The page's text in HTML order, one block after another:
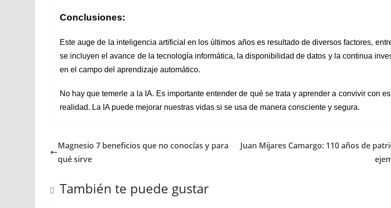
Conclusiones:
Este auge de la inteligencia artificial en los últimos años es resultado de diversos factores,
se incluyen el avance de la tecnología informática, la disponibilidad de datos y la continua
en el campo del aprendizaje automático.
No hay que temerle a la IA. Es importante entender de qué se trata y aprender a convivir con
realidad. La IA puede mejorar nuestras vidas si se usa de manera consciente y segura.
Magnesio 7 beneficios que no conocías y para
qué sirve
Juan Mijares Camargo: 110 años de
También te puede gustar